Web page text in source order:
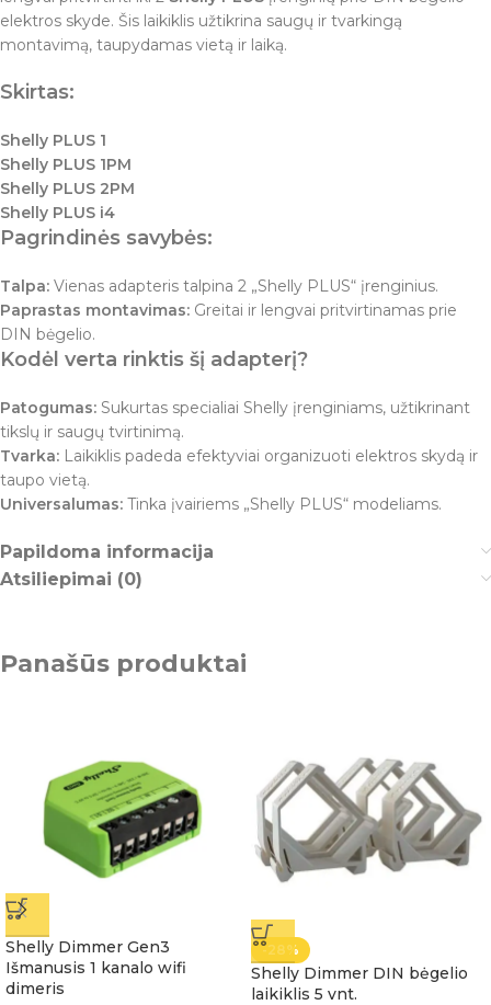
elektros skyde. Šis laikiklis užtikrina saugų ir tvarkingą
montavimą, taupydamas vietą ir laiką.
Skirtas:
Shelly PLUS 1
Shelly PLUS 1PM
Shelly PLUS 2PM
Shelly PLUS i4
Pagrindinės savybės:
Talpa: Vienas adapteris talpina 2 „Shelly PLUS“ įrenginius.
Paprastas montavimas: Greitai ir lengvai pritvirtinamas prie
DIN bėgelio.
Kodėl verta rinktis šį adapterį?
Patogumas: Sukurtas specialiai Shelly įrenginiams, užtikrinant
tikslų ir saugų tvirtinimą.
Tvarka: Laikiklis padeda efektyviai organizuoti elektros skydą ir
taupo vietą.
Universalumas: Tinka įvairiems „Shelly PLUS“ modeliams.
Papildoma informacija
Atsiliepimai (0)
Panašūs produktai
Shelly Dimmer Gen3
Išmanusis 1 kanalo wifi
dimeris
-28%
Shelly Dimmer DIN bėgelio
laikiklis 5 vnt.